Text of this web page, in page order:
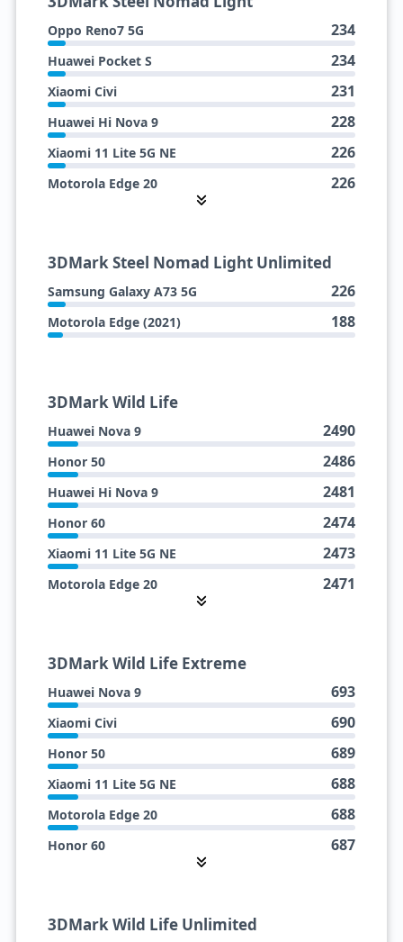
Oppo Reno7 5G 234
Huawei Pocket S 234
Xiaomi Civi 231
Huawei Hi Nova 9 228
Xiaomi 11 Lite 5G NE 226
Motorola Edge 20 226
Samsung Galaxy A52s 5G 225
Honor 50 225
Motorola Edge (2021)
Realme Q3S 224
Samsung Galaxy A73 5G 223
Honor 60 222
Huawei Nova 9 217
3DMark Steel Nomad Light Unlimited
Samsung Galaxy A73 5G 226
Motorola Edge (2021) 188
3DMark Wild Life
Huawei Nova 9 2490
Honor 50 2486
Huawei Hi Nova 9 2481
Honor 60 2474
Xiaomi 11 Lite 5G NE 2473
Motorola Edge 20 2471
Oppo Reno7 5G 2458
Samsung Galaxy A73 5G 2457
Samsung Galaxy M52 5G 2454
Motorola Edge (2021) 2440
Xiaomi Poco X5 Pro 5G 2439
Motorola Edge 5G UW (2021)
3DMark Wild Life Extreme
Huawei Nova 9 693
Xiaomi Civi 690
Honor 50 689
Xiaomi 11 Lite 5G NE 688
Motorola Edge 20 688
Honor 60 687
3DMark Wild Life Unlimited